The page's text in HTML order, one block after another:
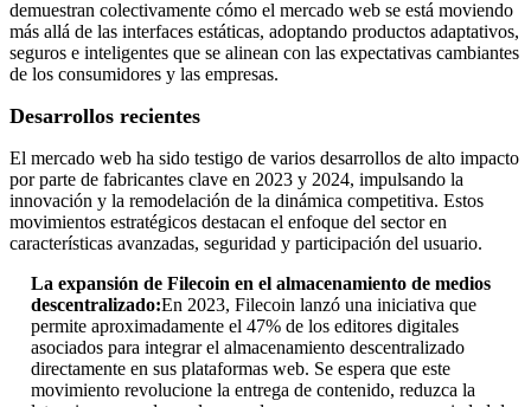
demuestran colectivamente cómo el mercado web se está moviendo
más allá de las interfaces estáticas, adoptando productos adaptativos,
seguros e inteligentes que se alinean con las expectativas cambiantes
de los consumidores y las empresas.
Desarrollos recientes
El mercado web ha sido testigo de varios desarrollos de alto impacto
por parte de fabricantes clave en 2023 y 2024, impulsando la
innovación y la remodelación de la dinámica competitiva. Estos
movimientos estratégicos destacan el enfoque del sector en
características avanzadas, seguridad y participación del usuario.
La expansión de Filecoin en el almacenamiento de medios
descentralizado:En 2023, Filecoin lanzó una iniciativa que
permite aproximadamente el 47% de los editores digitales
asociados para integrar el almacenamiento descentralizado
directamente en sus plataformas web. Se espera que este
movimiento revolucione la entrega de contenido, reduzca la